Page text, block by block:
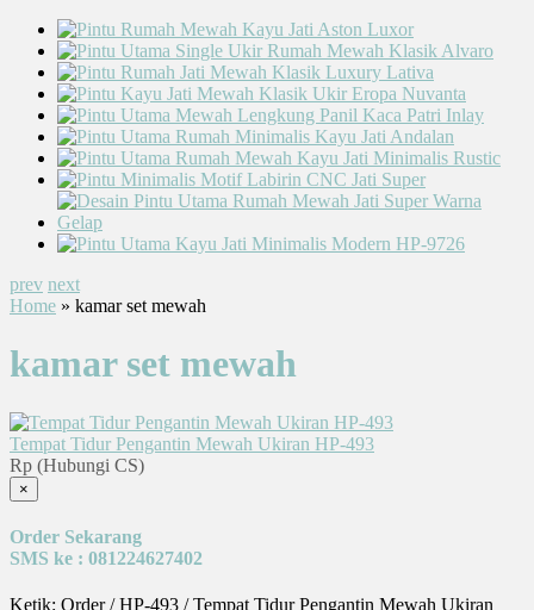
prev next
Home » kamar set mewah
kamar set mewah
Tempat Tidur Pengantin Mewah Ukiran HP-493
Rp (Hubungi CS)
×
Order Sekarang
SMS ke : 081224627402
Ketik: Order / HP-493 / Tempat Tidur Pengantin Mewah Ukiran